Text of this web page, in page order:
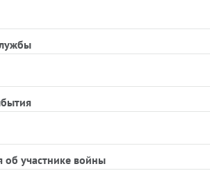
об участнике войны